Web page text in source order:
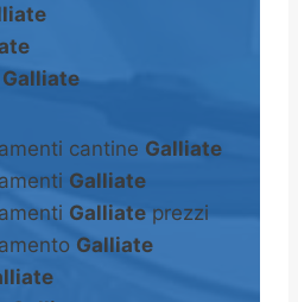
Galliate
cantine Galliate
Galliate
Galliate prezzi
Galliate